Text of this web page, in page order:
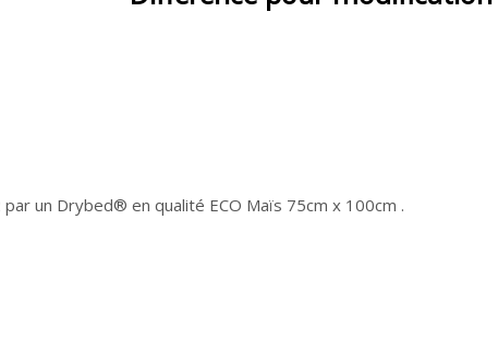
un Drybed® en qualité ECO Maïs 75cm x 100cm .